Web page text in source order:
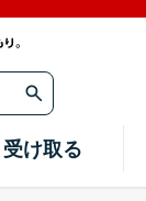
受け取る